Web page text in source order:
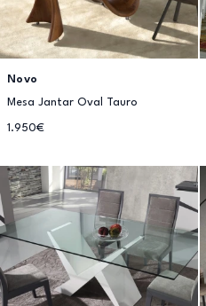
Novo
Mesa Jantar Oval Tauro
1.950€